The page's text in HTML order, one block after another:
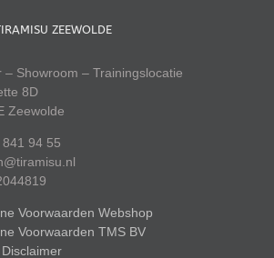
ZEEWOLDE
– Showroom – Trainingslocatie
8D
Zeewolde
94 55
Voorwaarden Webshop
Voorwaarden TMS BV